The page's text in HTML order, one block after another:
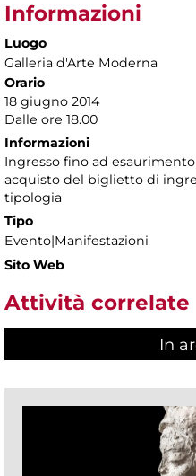
Informazioni
Luogo
Galleria d'Arte Moderna
Orario
18 giugno 2014
Dalle ore 18.00
Informazioni
Ingresso fino ad
acquisto del biglietto di
tipologia
Tipo
Evento|Manifestazioni
Sito Web
Attività correlate
In